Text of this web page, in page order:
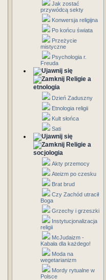
Jak zostać
przywódcą sekty
Konwersja religijna
Po końcu świata
Przeżycie
mistyczne
Psychologia r.
Freuda
Religie a
etnologia
Dzień Zaduszny
Etnologia religii
Kult słońca
Sati
Religie a
socjologia
Akty przemocy
Ateizm po czesku
Brat brud
Czy Zachód utracił
Boga
Grzechy i grzeszki
Instytucjonalizacja
religii
McJudaizm -
Kabała dla każdego!
Moda na
wegetarianizm
Mordy rytualne w
Polsce